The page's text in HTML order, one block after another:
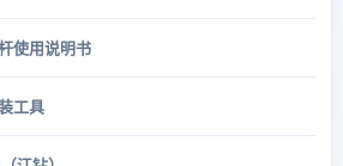
使用说明书
工具